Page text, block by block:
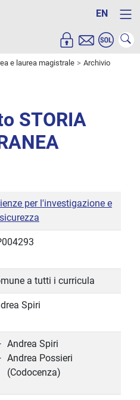
EN
e laurea magistrale
Archivio
STORIA
per l'investigazione e
a tutti i curricula
Spiri
Andrea Spiri
Andrea Possieri
(Codocenza)